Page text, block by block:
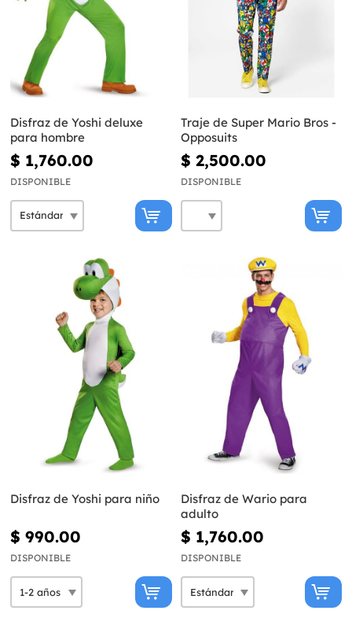
Disfraz de Yoshi deluxe
para hombre
$ 1,760.00
DISPONIBLE
Traje de Super Mario Bros -
Opposuits
$ 2,500.00
DISPONIBLE
Disfraz de Yoshi para niño
$ 990.00
DISPONIBLE
Disfraz de Wario para
adulto
$ 1,760.00
DISPONIBLE